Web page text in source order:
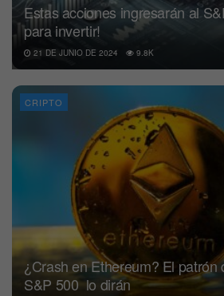
Estas acciones ingresarán al
para invertir!
21 DE JUNIO DE 2024 9.8K
CRIPTO
¿Crash en Ethereum? El patrón
S&P 500 lo dirán